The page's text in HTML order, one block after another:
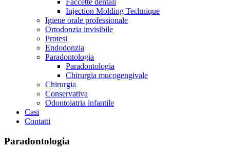
Faccette dentali
Injection Molding Technique
Igiene orale professionale
Ortodonzia invisibile
Protesi
Endodonzia
Paradontologia
Paradontologia
Chirurgia mucogengivale
Chirurgia
Conservativa
Odontoiatria infantile
Casi
Contatti
Paradontologia